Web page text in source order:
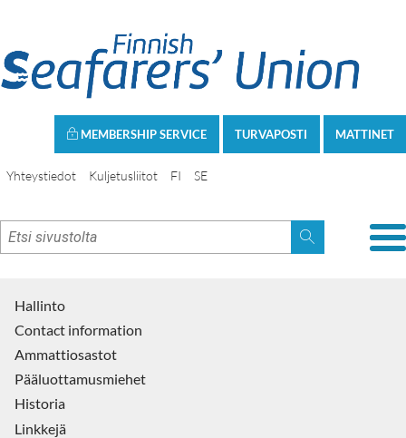
MATTINET
TURVAPOSTI
MEMBERSHIP SERVICE
Yhteystiedot Kuljetusliitot FI SE
Hallinto
Contact information
Ammattiosastot
Pääluottamusmiehet
Historia
Linkkejä